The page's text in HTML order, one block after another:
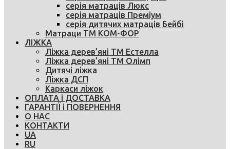
серія матраців Люкс
серія матраців Преміум
серія дитячих матраців Бейбі
Матраци ТМ КОМ-ФОР
ЛІЖКА
Ліжка дерев’яні ТМ Естелла
Ліжка дерев’яні ТМ Олімп
Дитячі ліжка
Ліжка ДСП
Каркаси ліжок
ОПЛАТА і ДОСТАВКА
ГАРАНТІЇ і ПОВЕРНЕННЯ
О НАС
КОНТАКТИ
UA
RU